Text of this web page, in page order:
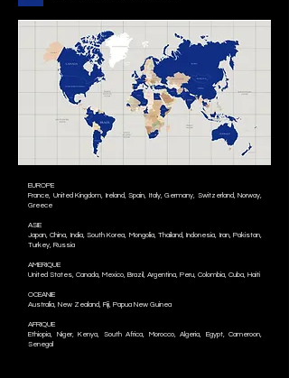
EUROPE
France, United Kingdom, Ireland, Spain, Italy, Germany, Switzerland, Norway,
Greece
ASIE
Japan, China, India, South Korea, Mongolia, Thailand, Indonesia, Iran, Pakistan,
Turkey, Russia
AMERIQUE
United States, Canada, Mexico, Brazil, Argentina, Peru, Colombia, Cuba, Haiti
OCEANIE
Australia, New Zealand, Fiji, Papua New Guinea
AFRIQUE
Ethiopia, Niger, Kenya, South Africa, Morocco, Algeria, Egypt, Cameroon,
Senegal